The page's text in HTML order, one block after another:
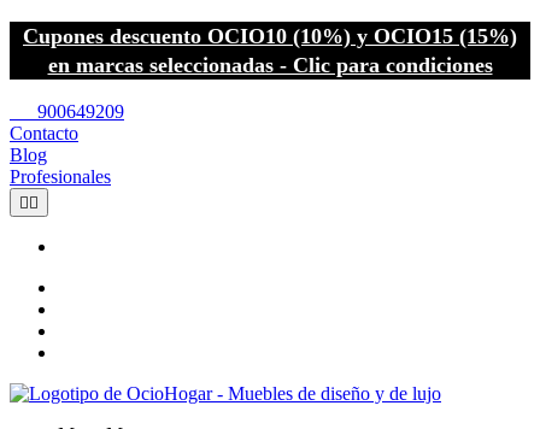
Cupones descuento OCIO10 (10%) y OCIO15 (15%)
en marcas seleccionadas - Clic para condiciones
900649209
Contacto
Blog
Profesionales
 